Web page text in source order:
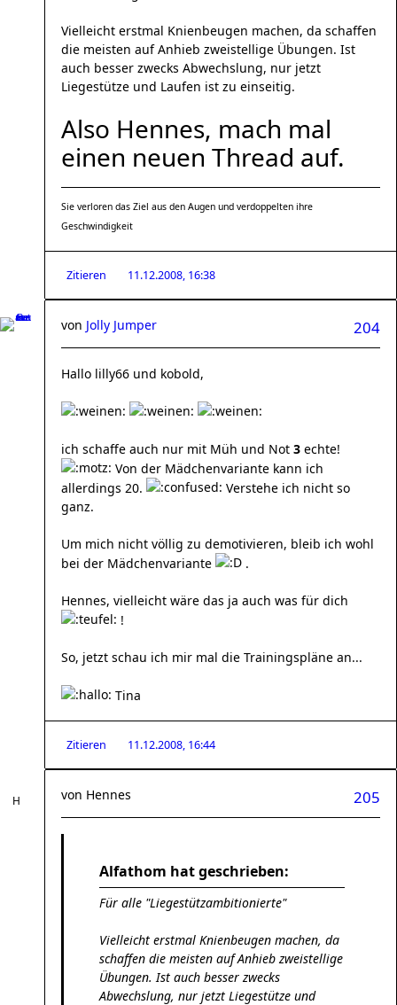
Vielleicht erstmal Knienbeugen machen, da schaffen
die meisten auf Anhieb zweistellige Übungen. Ist
auch besser zwecks Abwechslung, nur jetzt
Liegestütze und Laufen ist zu einseitig.
Also Hennes, mach mal
einen neuen Thread auf.
Sie verloren das Ziel aus den Augen und verdoppelten ihre
Geschwindigkeit
Zitieren 11.12.2008, 16:38
204
von Jolly Jumper
Hallo lilly66 und kobold,
ich schaffe auch nur mit Müh und Not 3 echte!
Von der Mädchenvariante kann ich
allerdings 20.
Verstehe ich nicht so
ganz.
Um mich nicht völlig zu demotivieren, bleib ich wohl
bei der Mädchenvariante
.
Hennes, vielleicht wäre das ja auch was für dich
!
So, jetzt schau ich mir mal die Trainingspläne an...
Tina
Zitieren 11.12.2008, 16:44
205
von Hennes
Alfathom hat geschrieben:
Für alle "Liegestützambitionierte"
Vielleicht erstmal Knienbeugen machen, da
schaffen die meisten auf Anhieb zweistellige
Übungen. Ist auch besser zwecks
Abwechslung, nur jetzt Liegestütze und